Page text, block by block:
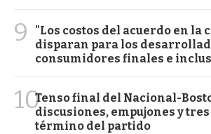
9
"Los costos del acuerdo en la
disparan para los
consumidores finales e
10Tenso final del Nacional-
discusiones, empujones y
término del partido